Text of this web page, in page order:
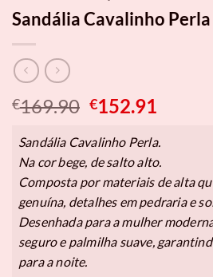
Sandália Cavalinho Perla
€169.90 O
original
era:
€169.90.
€152.91
atual
é:
Sandália Cavalinho Perla.
Na cor bege, de salto alto.
Composta por materiais de alta
genuína, detalhes em pedraria e
Desenhada para a mulher
seguro e palmilha suave,
para a noite.